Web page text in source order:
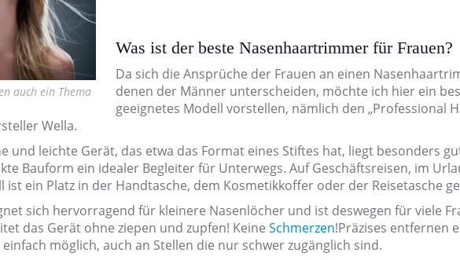
auch ein Thema
Was ist der beste Nasenhaartrimmer für Frauen?
Da sich die Ansprüche der Frauen an einen
denen der Männer unterscheiden, möchte ich hier ein
geeignetes Modell vorstellen, nämlich den „Professional
Wella.
und leichte Gerät, das etwa das Format eines Stiftes hat, liegt besonders
Bauform ein idealer Begleiter für Unterwegs. Auf Geschäftsreisen, im
ist ein Platz in der Handtasche, dem Kosmetikkoffer oder der Reisetasche
sich hervorragend für kleinere Nasenlöcher und ist deswegen für viele
das Gerät ohne ziepen und zupfen! Keine Schmerzen!Präzises entfernen
möglich, auch an Stellen die nur schwer zugänglich sind.